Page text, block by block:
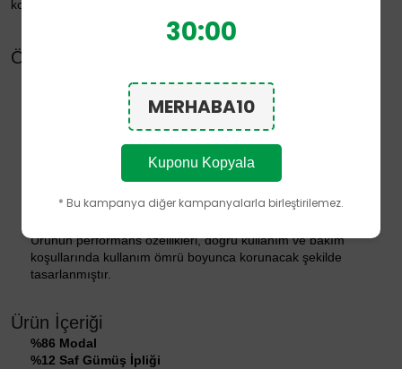
konforun keyfini çıkarabilirsiniz.
Öne Çıkan Özellikler
Bonny Silver'a özel Silver Fresh Teknolojisi
Ayakkabı içinde görünmeyen babet tasarımı
Topuktan kaymayı önlemeye yardımcı silikon destek
Dikişsiz burun tasarımı
Modal ağırlıklı doğal iplik yapısı
Nefes alabilen yapısıyla gün boyu tazelik hissini destekler
Ürünün performans özellikleri, doğru kullanım ve bakım
koşullarında kullanım ömrü boyunca korunacak şekilde
tasarlanmıştır.
Ürün İçeriği
%86 Modal
%12 Saf Gümüş İpliği
30:00
MERHABA10
Kuponu Kopyala
* Bu kampanya diğer kampanyalarla birleştirilemez.